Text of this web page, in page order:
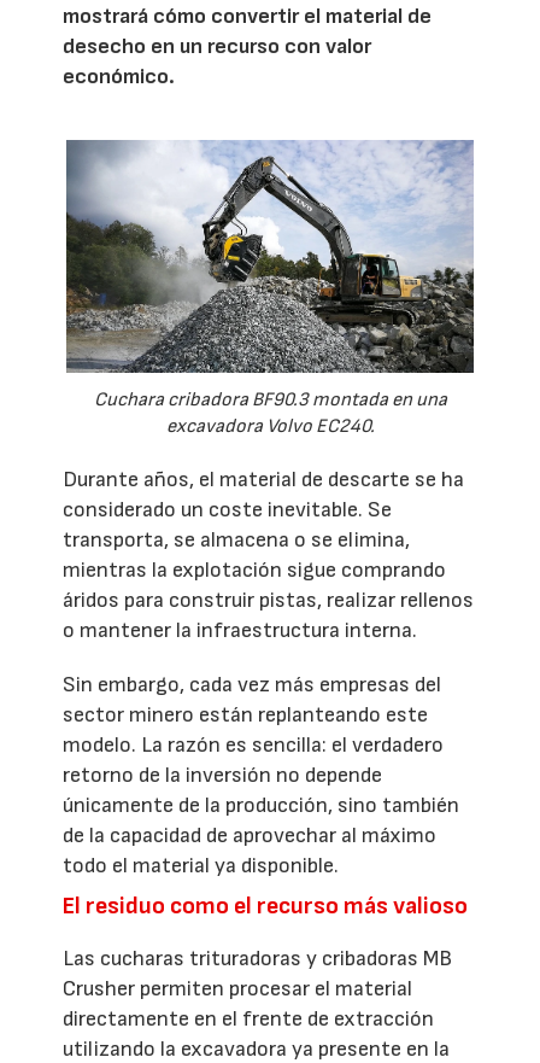
mostrará cómo convertir el material de
desecho en un recurso con valor
económico.
Cuchara cribadora BF90.3 montada en una
excavadora Volvo EC240.
Durante años, el material de descarte se ha
considerado un coste inevitable. Se
transporta, se almacena o se elimina,
mientras la explotación sigue comprando
áridos para construir pistas, realizar rellenos
o mantener la infraestructura interna.
Sin embargo, cada vez más empresas del
sector minero están replanteando este
modelo. La razón es sencilla: el verdadero
retorno de la inversión no depende
únicamente de la producción, sino también
de la capacidad de aprovechar al máximo
todo el material ya disponible.
El residuo como el recurso más valioso
Las cucharas trituradoras y cribadoras MB
Crusher permiten procesar el material
directamente en el frente de extracción
utilizando la excavadora ya presente en la